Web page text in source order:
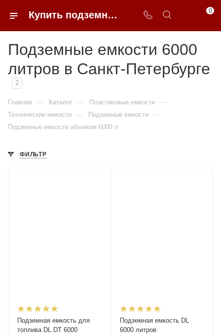
Купить подземные емкости 6000 литров в Санкт-Петербурге 0
Подземные емкости 6000
литров в Санкт-Петербурге
2
Главная — Каталог — Пластиковые емкости —
Технические емкости — Подземные емкости —
Подземные емкости объемом 6000 л
ФИЛЬТР
Подземная емкость для
топлива DL DT 6000
Подземная емкость DL
6000 литров